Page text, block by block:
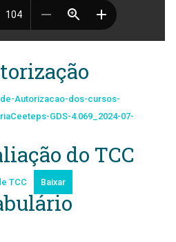
Autorizacao-dos-cursos-
GDS-4.069_2024-07-
do TCC
TCC Baixar